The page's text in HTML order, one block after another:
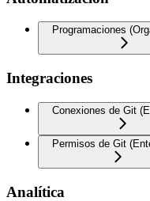
Programaciones
Integraciones
Conexiones de Git
Permisos de Git
Analítica